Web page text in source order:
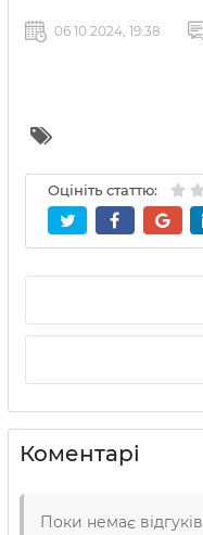
06 10 2024, 19:38
Оцініть статтю:
Коментарі
Поки немає відгуків